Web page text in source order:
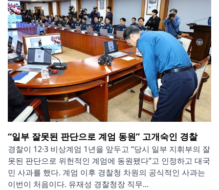
“일부 잘못된 판단으로 계엄 동원” 고개숙인 경찰
경찰이 12·3 비상계엄 1년을 앞두고 “당시 일부 지휘부의 잘
못된 판단으로 위헌적인 계엄에 동원됐다”고 인정하고 대국
민 사과를 했다. 계엄 이후 경찰청 차원의 공식적인 사과는
이번이 처음이다. 유재성 경찰청장 직무...